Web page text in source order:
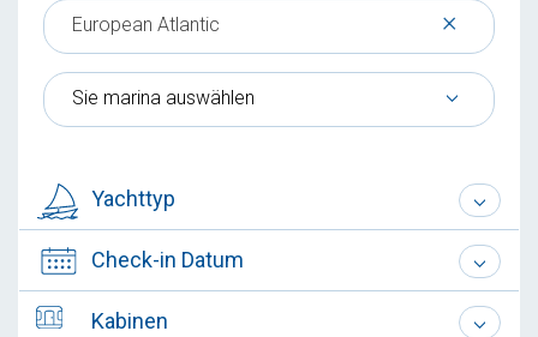
×
European Atlantic
Sie marina auswählen
Yachttyp
Check-in Datum
Kabinen